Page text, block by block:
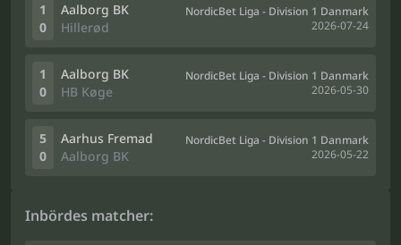
1
0
Aalborg BK
Hillerød
NordicBet Liga - Division 1 Danmark
2026-07-24
1
0
Aalborg BK
HB Køge
NordicBet Liga - Division 1 Danmark
2026-05-30
5
0
Aarhus Fremad
Aalborg BK
NordicBet Liga - Division 1 Danmark
2026-05-22
Inbördes matcher: